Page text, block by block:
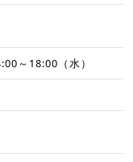
～18:00（水）